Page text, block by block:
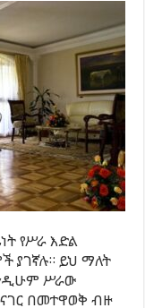
የሥራ እድል
ይህ ማለት
ሥራው
በመተዋወቅ ብዙ